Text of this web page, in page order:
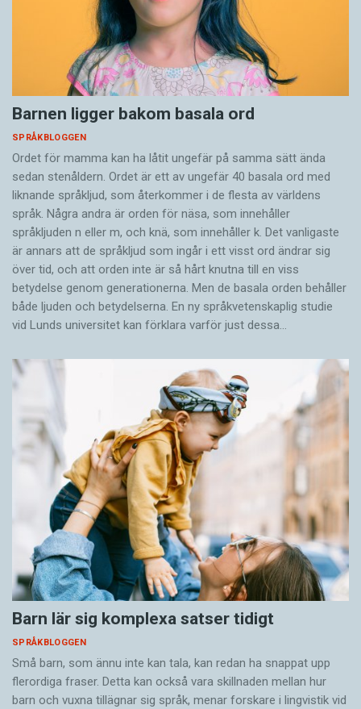
Barnen ligger bakom basala ord
SPRÅKBLOGGEN
Ordet för mamma kan ha låtit ungefär på samma sätt ända
sedan stenåldern. Ordet är ett av ungefär 40 basala ord med
liknande språkljud, som återkommer i de flesta av världens
språk. Några andra är orden för näsa, som innehåller
språkljuden n eller m, och knä, som innehåller k. Det vanligaste
är annars att de språkljud som ingår i ett visst ord ändrar sig
över tid, och att orden inte är så hårt knutna till en viss
betydelse genom generationerna. Men de basala orden behåller
både ljuden och betydelserna. En ny språkvetenskaplig studie
vid Lunds universitet kan förklara varför just dessa…
Barn lär sig komplexa satser tidigt
SPRÅKBLOGGEN
Små barn, som ännu inte kan tala, kan redan ha snappat upp
flerordiga fraser. Detta kan också vara skillnaden mellan hur
barn och vuxna tillägnar sig språk, menar forskare i lingvistik vid